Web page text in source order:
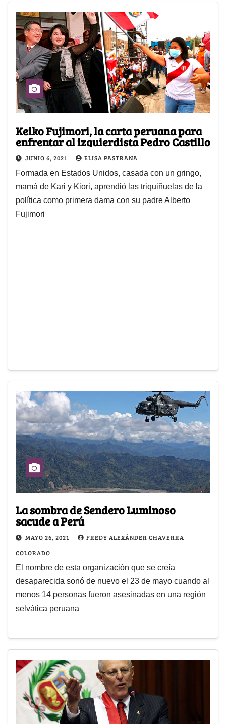
Keiko Fujimori, la carta peruana para
enfrentar al izquierdista Pedro Castillo
JUNIO 6, 2021 ELISA PASTRANA
Formada en Estados Unidos, casada con un gringo,
mamá de Kari y Kiori, aprendió las triquiñuelas de la
política como primera dama con su padre Alberto
Fujimori
La sombra de Sendero Luminoso
sacude a Perú
MAYO 26, 2021
FREDY ALEXÁNDER CHAVERRA
COLORADO
El nombre de esta organización que se creía
desaparecida sonó de nuevo el 23 de mayo cuando al
menos 14 personas fueron asesinadas en una región
selvática peruana